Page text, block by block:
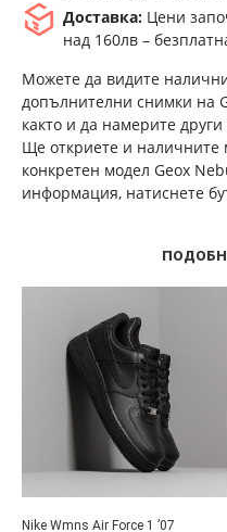
Доставка: Цени
над 160лв –
Можете да видите
допълнителни снимки на
както и да намерите
Ще откриете и наличните
конкретен модел Geox
информация, натиснете
Nike Wmns Air Force 1 ’07